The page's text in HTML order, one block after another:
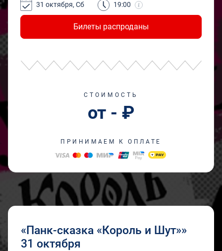
Билеты распроданы
31 октября, Сб 19:00
СТОИМОСТЬ
от - ₽
ПРИНИМАЕМ К ОПЛАТЕ
«Панк-сказка «Король и Шут»»
31 октября